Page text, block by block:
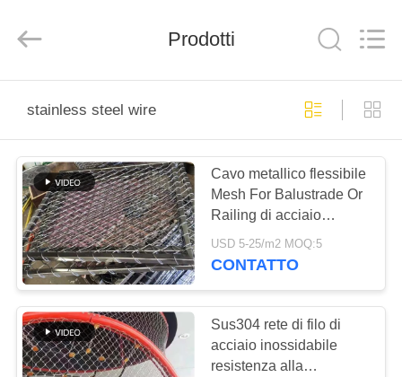
PRODOTTI
CIRCA
NOI
GIRO
DELLA
FABBRICA
Wire
Mesh
Rights
Prodotti
stainless steel wire
Cavo metallico flessibile
Mesh For Balustrade Or
Railing di acciaio
inossidabile
USD 5-25/m2 MOQ:5
CONTATTO
Sus304 rete di filo di
acciaio inossidabile
resistenza alla